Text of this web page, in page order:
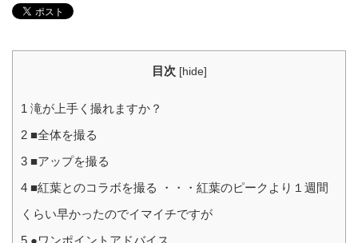
目次 [hide]
1 滝が上手く撮れますか？
2 ■全体を撮る
3 ■アップを撮る
4 ■紅葉とのコラボを撮る ・・・紅葉のピークより１週間
くらい早かったのでイマイチですが
5 ●ワンポイントアドバイス